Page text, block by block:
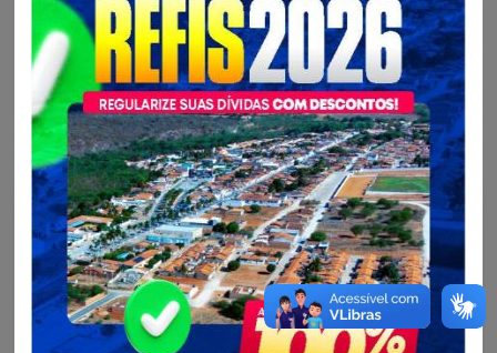
Mais notícias da Secretaria Municipal de Agricultura,
Pecuária e Abastecimento - SEAP